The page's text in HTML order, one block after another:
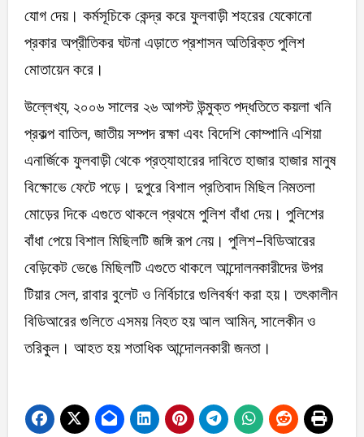
যোগ দেয়। কর্মসূচিকে কেন্দ্র করে ফুলবাড়ী শহরের যেকোনো
প্রকার অপ্রীতিকর ঘটনা এড়াতে প্রশাসন অতিরিক্ত পুলিশ
মোতায়েন করে।
উল্লেখ্য, ২০০৬ সালের ২৬ আগস্ট উন্মুক্ত পদ্ধতিতে কয়লা খনি
প্রকল্প বাতিল, জাতীয় সম্পদ রক্ষা এবং বিদেশি কোম্পানি এশিয়া
এনার্জিকে ফুলবাড়ী থেকে প্রত্যাহারের দাবিতে হাজার হাজার মানুষ
বিক্ষোভে ফেটে পড়ে। দুপুরে বিশাল প্রতিবাদ মিছিল নিমতলা
মোড়ের দিকে এগুতে থাকলে প্রথমে পুলিশ বাঁধা দেয়। পুলিশের
বাঁধা পেয়ে বিশাল মিছিলটি জঙ্গি রূপ নেয়। পুলিশ-বিডিআরের
বেড়িকেট ভেঙে মিছিলটি এগুতে থাকলে আন্দোলনকারীদের উপর
টিয়ার সেল, রাবার বুলেট ও নির্বিচারে গুলিবর্ষণ করা হয়। তৎকালীন
বিডিআরের গুলিতে এসময় নিহত হয় আল আমিন, সালেকীন ও
তরিকুল। আহত হয় শতাধিক আন্দোলনকারী জনতা।